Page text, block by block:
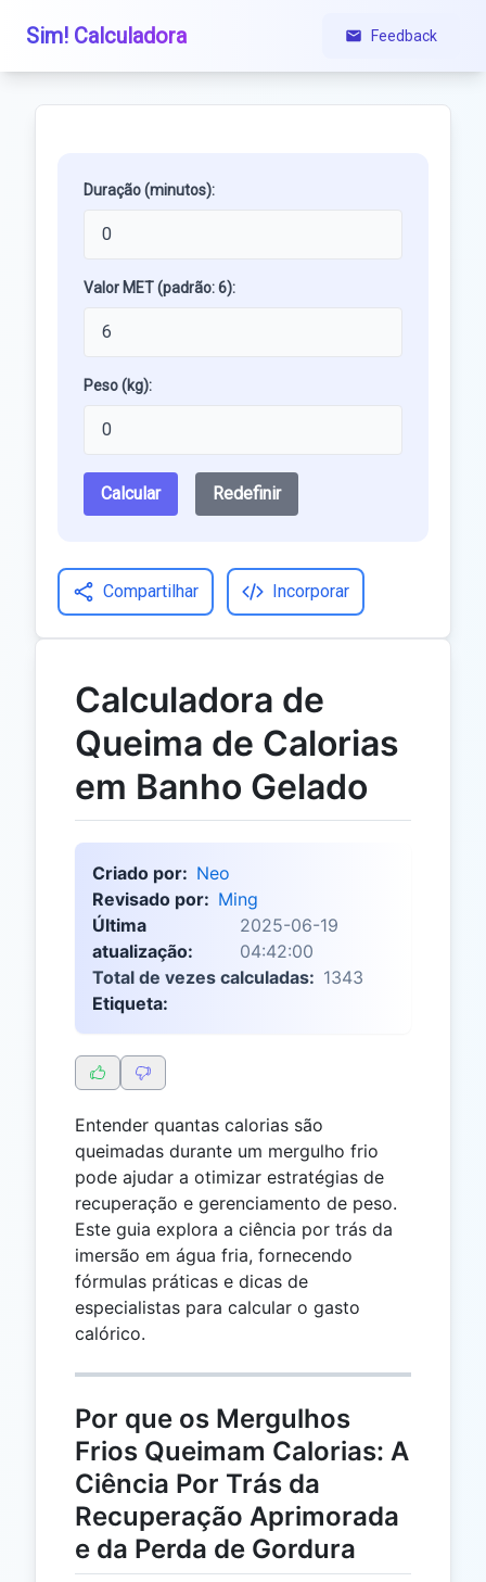
Sim! Calculadora Feedback
Duração (minutos):
Valor MET (padrão: 6):
Peso (kg):
Calcular Redefinir
Compartilhar Incorporar
Calculadora de
Queima de Calorias
em Banho Gelado
Criado por: Neo
Revisado por: Ming
Última
atualização:
2025-06-19
04:42:00
Total de vezes calculadas: 1343
Etiqueta:
Entender quantas calorias são
queimadas durante um mergulho frio
pode ajudar a otimizar estratégias de
recuperação e gerenciamento de peso.
Este guia explora a ciência por trás da
imersão em água fria, fornecendo
fórmulas práticas e dicas de
especialistas para calcular o gasto
calórico.
Por que os Mergulhos
Frios Queimam Calorias: A
Ciência Por Trás da
Recuperação Aprimorada
e da Perda de Gordura